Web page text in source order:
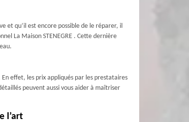
et qu’il est encore possible de le réparer, il
La Maison STENEGRE . Cette dernière
effet, les prix appliqués par les prestataires
peuvent aussi vous aider à maîtriser
l’art